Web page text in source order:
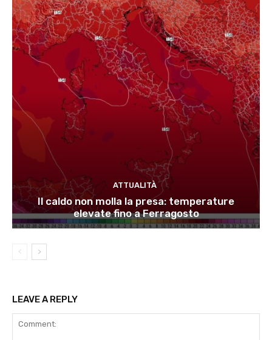
ATTUALITÀ
Il caldo non molla la presa: temperature
elevate fino a Ferragosto
LEAVE A REPLY